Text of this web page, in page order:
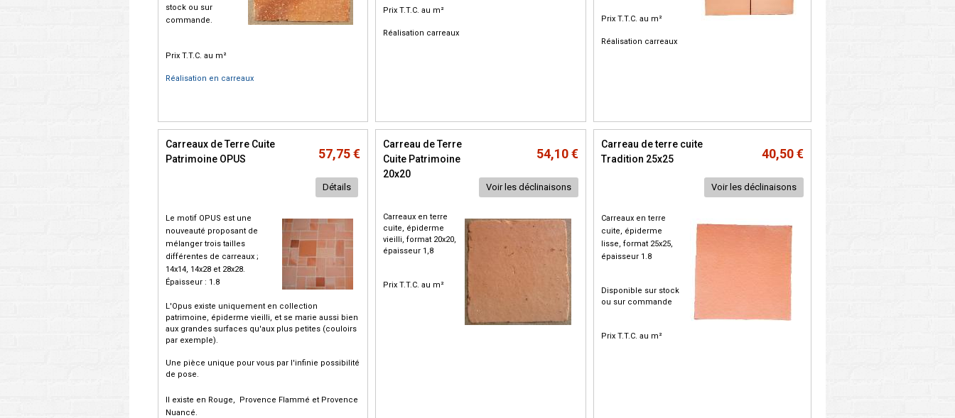
stock ou sur
commande.
Prix T.T.C. au m²
Réalisation en carreaux
Prix T.T.C. au m²
Réalisation carreaux
Prix T.T.C. au m²
Réalisation carreaux
Carreaux de Terre Cuite
Patrimoine OPUS
57,75 €
Détails
Le motif OPUS est une
nouveauté proposant de
mélanger trois tailles
différentes de carreaux ;
14x14, 14x28 et 28x28.
Épaisseur : 1.8
L'Opus existe uniquement en collection
patrimoine, épiderme vieilli, et se marie aussi bien
aux grandes surfaces qu'aux plus petites (couloirs
par exemple).
Une pièce unique pour vous par l'infinie possibilité
de pose.
Il existe en Rouge, Provence Flammé et Provence
Nuancé.
Carreau de Terre
Cuite Patrimoine
20x20
54,10 €
Voir les déclinaisons
Carreaux en terre
cuite, épiderme
vieilli, format 20x20,
épaisseur 1,8
Prix T.T.C. au m²
Carreau de terre cuite
Tradition 25x25
40,50 €
Voir les déclinaisons
Carreaux en terre
cuite, épiderme
lisse, format 25x25,
épaisseur 1.8
Disponible sur stock
ou sur commande
Prix T.T.C. au m²